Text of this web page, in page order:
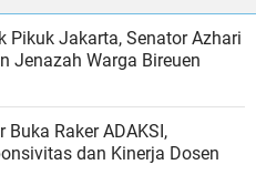
Pikuk Jakarta, Senator Azhari
Jenazah Warga Bireuen
Buka Raker ADAKSI,
dan Kinerja Dosen